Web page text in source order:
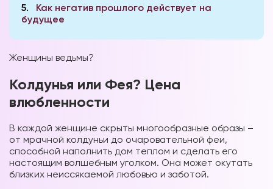
5
Как негатив прошлого действует на
будущее
Женщины ведьмы?
Колдунья или Фея? Цена
влюбленности
В каждой женщине скрыты многообразные образы –
от мрачной колдуньи до очаровательной феи,
способной наполнить дом теплом и сделать его
настоящим волшебным уголком. Она может окутать
близких неиссякаемой любовью и заботой.